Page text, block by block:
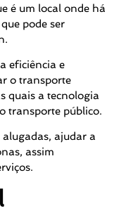
é um local onde há
pode ser
eficiência e
o transporte
quais a tecnologia
transporte público.
ajudar a
assim